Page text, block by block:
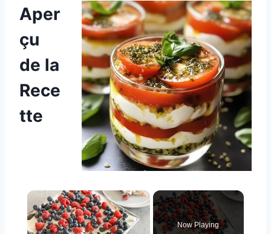
Aper
çu
de la
Rece
tte
×
Now Playing